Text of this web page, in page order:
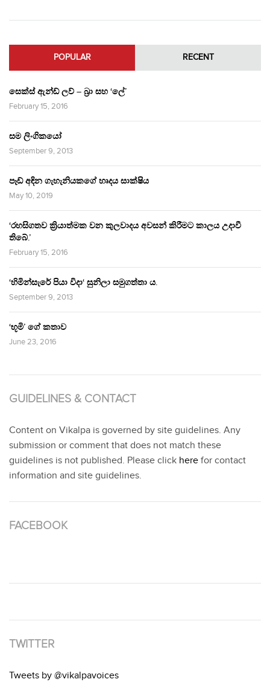
POPULAR RECENT
සෙක්ස් ඇන්ඩ් ලව් – බ්‍රා සහ ‘ලේ’
February 15, 2016
සම ලිංගිකයෝ
September 9, 2013
පෑඩ් අඳින ගැහැනියකගේ හෘදය සාක්ෂිය
May 10, 2019
‘රහසිගතව ක්‍රියාත්මක වන කුලවාදය අවසන් කිරීමට කාලය උදාවී
තිබේ.’
February 15, 2016
‘හිමින්සැරේ පියා විදා‘ සුනිලා සමුගත්තා ය.
September 9, 2013
‘භූමි’ ගේ කතාව
June 23, 2016
GUIDELINES & CONTACT
Content on Vikalpa is governed by site guidelines. Any
submission or comment that does not match these
guidelines is not published. Please click here for contact
information and site guidelines.
FACEBOOK
TWITTER
Tweets by @vikalpavoices